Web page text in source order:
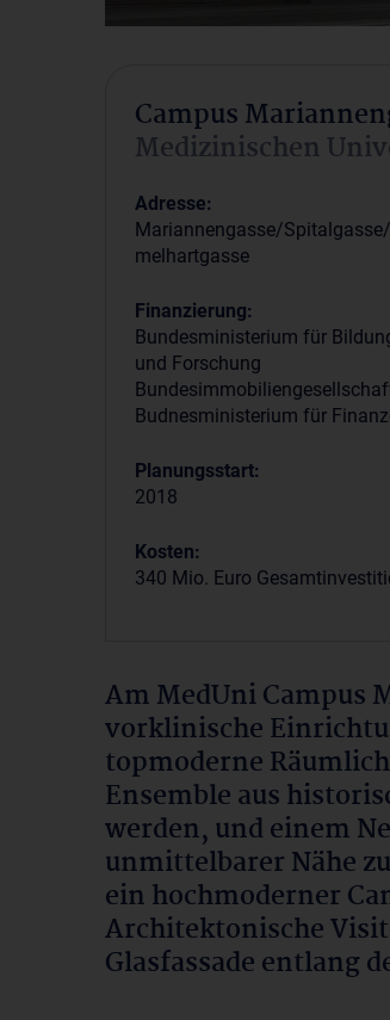
Campus
Medizinischen
Adresse:
Mariannengasse/
melhartgasse
Finanzierung:
Bundesministerium für
und Forschung
Budnesministerium für
Planungsstart:
2018
Kosten:
340 Mio. Euro
Am MedUni Campus
vorklinische
topmoderne
Ensemble aus
werden, und einem
unmittelbarer Nähe
ein hochmoderner
Architektonische
Glasfassade entlang